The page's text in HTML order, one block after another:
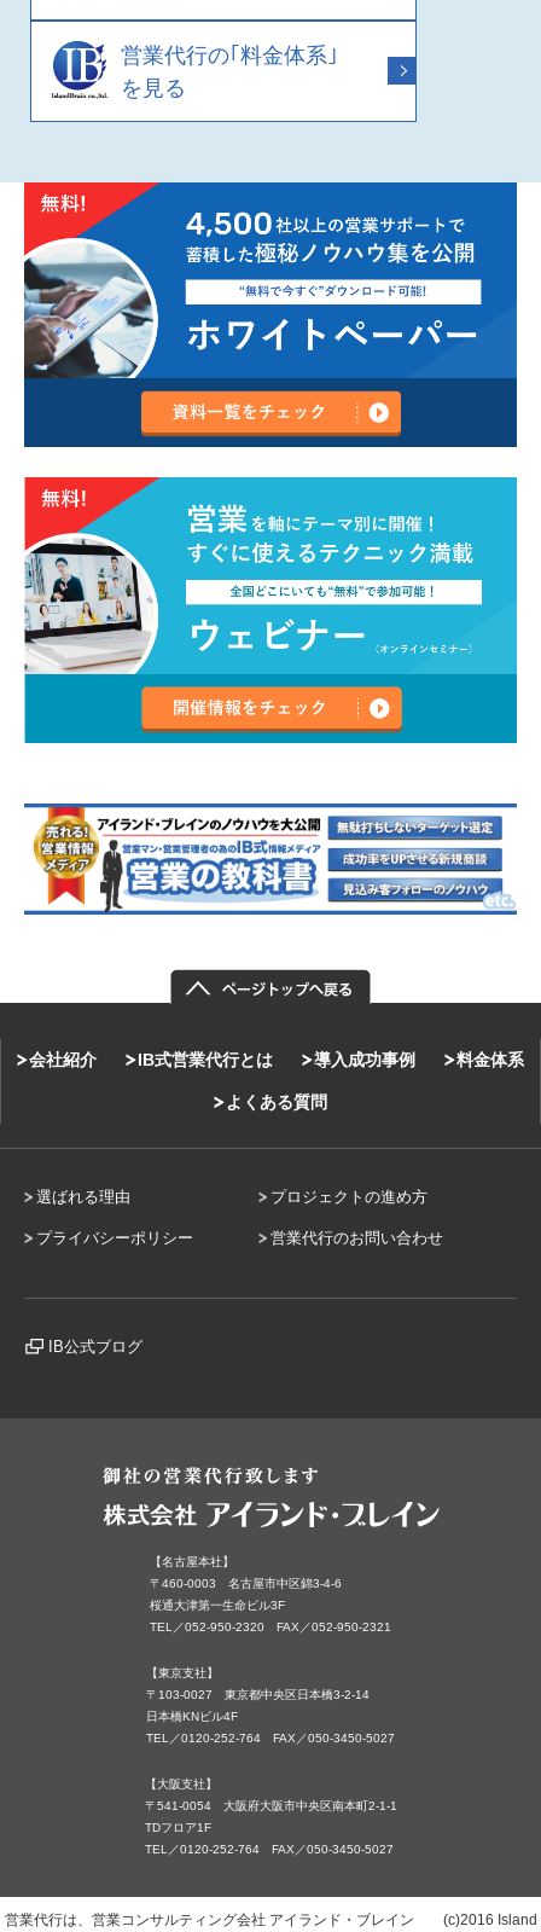
営業代行の｢料金体系｣
を見る
会社紹介 IB式営業代行とは 導入成功事例 料金体系
よくある質問
選ばれる理由 プロジェクトの進め方
プライバシーポリシー 営業代行のお問い合わせ
IB公式ブログ
【名古屋本社】
〒460-0003 名古屋市中区錦3-4-6
桜通大津第一生命ビル3F
TEL／052-950-2320 FAX／052-950-2321
【東京支社】
〒103-0027 東京都中央区日本橋3-2-14
日本橋KNビル4F
TEL／0120-252-764 FAX／050-3450-5027
【大阪支社】
〒541-0054 大阪府大阪市中央区南本町2-1-1
TDフロア1F
TEL／0120-252-764 FAX／050-3450-5027
営業代行は、営業コンサルティング会社 アイランド・ブレイン (c)2016 Island